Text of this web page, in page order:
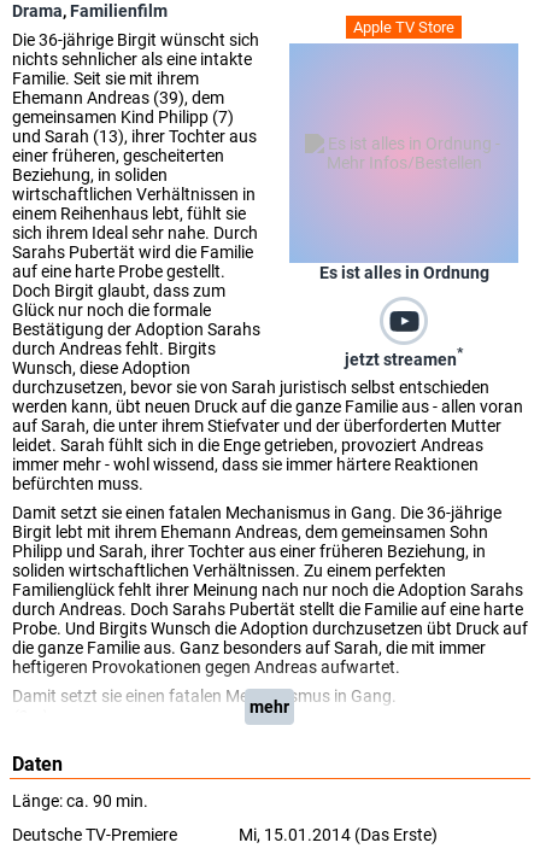
Apple TV Store
Es ist alles in Ordnung
jetzt streamen*
Drama,Familienfilm
Die 36-jährige Birgit wünscht sich
nichts sehnlicher als eine intakte
Familie. Seit sie mit ihrem
Ehemann Andreas (39), dem
gemeinsamen Kind Philipp (7)
und Sarah (13), ihrer Tochter aus
einer früheren, gescheiterten
Beziehung, in soliden
wirtschaftlichen Verhältnissen in
einem Reihenhaus lebt, fühlt sie
sich ihrem Ideal sehr nahe. Durch
Sarahs Pubertät wird die Familie
auf eine harte Probe gestellt.
Doch Birgit glaubt, dass zum
Glück nur noch die formale
Bestätigung der Adoption Sarahs
durch Andreas fehlt. Birgits
Wunsch, diese Adoption
durchzusetzen, bevor sie von Sarah juristisch selbst entschieden
werden kann, übt neuen Druck auf die ganze Familie aus - allen voran
auf Sarah, die unter ihrem Stiefvater und der überforderten Mutter
leidet. Sarah fühlt sich in die Enge getrieben, provoziert Andreas
immer mehr - wohl wissend, dass sie immer härtere Reaktionen
befürchten muss.
Damit setzt sie einen fatalen Mechanismus in Gang. Die 36-jährige
Birgit lebt mit ihrem Ehemann Andreas, dem gemeinsamen Sohn
Philipp und Sarah, ihrer Tochter aus einer früheren Beziehung, in
soliden wirtschaftlichen Verhältnissen. Zu einem perfekten
Familienglück fehlt ihrer Meinung nach nur noch die Adoption Sarahs
durch Andreas. Doch Sarahs Pubertät stellt die Familie auf eine harte
Probe. Und Birgits Wunsch die Adoption durchzusetzen übt Druck auf
die ganze Familie aus. Ganz besonders auf Sarah, die mit immer
heftigeren Provokationen gegen Andreas aufwartet.
Damit setzt sie einen fatalen Mechanismus in Gang.
mehr
Daten
Länge: ca. 90 min.
Deutsche TV-Premiere
Mi, 15.01.2014 (Das Erste)